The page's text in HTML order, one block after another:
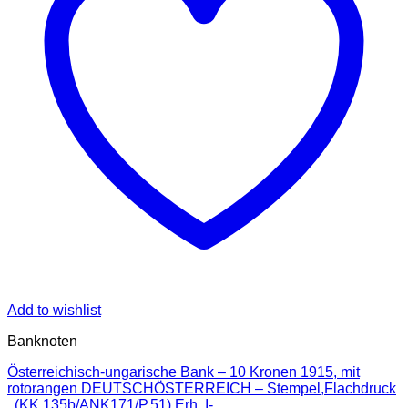
Add to wishlist
Banknoten
Österreichisch-ungarische Bank – 10 Kronen 1915, mit
rotorangen DEUTSCHÖSTERREICH – Stempel,Flachdruck